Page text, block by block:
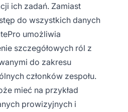
ich zadań. Zamiast
do wszystkich danych
umożliwia
szczegółowych ról z
do zakresu
członków zespołu.
mieć na przykład
prowizyjnych i